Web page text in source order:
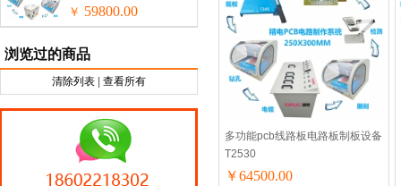
￥ 59800.00
浏览过的商品
清除列表 查看所有
多功能pcb线路板电路板制板设备
T2530
￥64500.00